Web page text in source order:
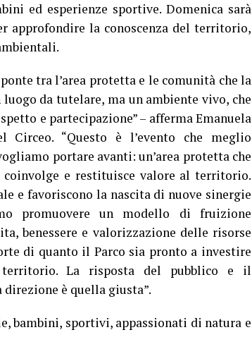
ed esperienze sportive. Domenica sarà
approfondire la conoscenza del territorio,
tra l’area protetta e le comunità che la
da tutelare, ma un ambiente vivo, che
e partecipazione” – afferma Emanuela
Circeo. “Questo è l’evento che meglio
portare avanti: un’area protetta che
coinvolge e restituisce valore al territorio.
e favoriscono la nascita di nuove sinergie
promuovere un modello di fruizione
benessere e valorizzazione delle risorse
di quanto il Parco sia pronto a investire
La risposta del pubblico e il
è quella giusta”.
bambini, sportivi, appassionati di natura e